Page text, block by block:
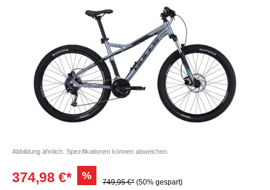
Abbildung ähnlich. Spezifikationen können abweichen.
374,98 €* %
749,95 €* (50% gespart)